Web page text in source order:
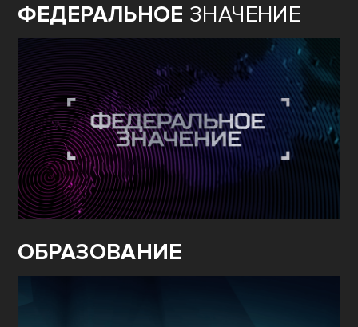
ФЕДЕРАЛЬНОЕ ЗНАЧЕНИЕ
ОБРАЗОВАНИЕ